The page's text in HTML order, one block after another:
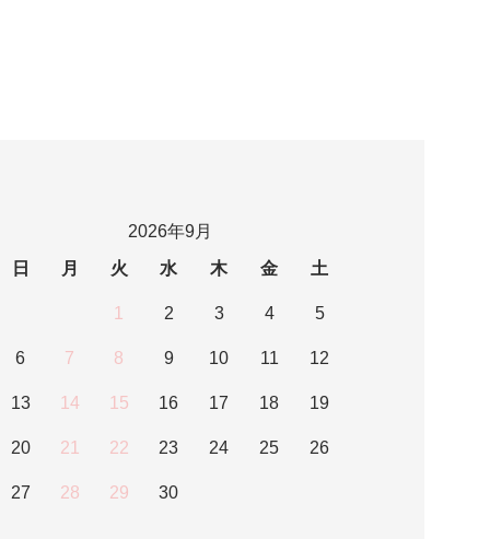
2026年9月
日
月 火 水 木 金 土
1 2 3 4 5
6 7 8 9 10 11 12
13 14 15 16 17 18 19
20 21 22 23 24 25 26
27 28 29 30